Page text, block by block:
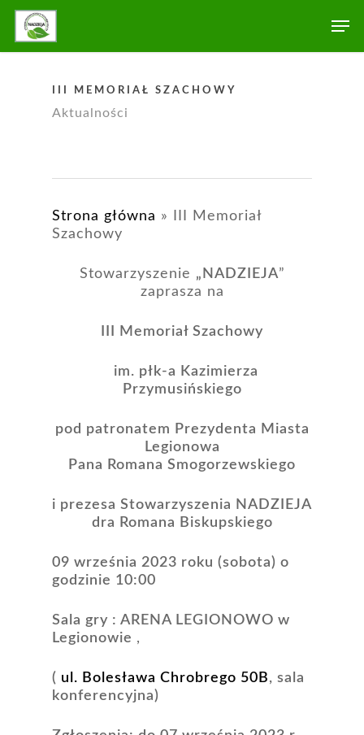
III MEMORIAŁ SZACHOWY
Aktualności
Strona główna »
III Memoriał
Szachowy
Stowarzyszenie „NADZIEJA”
zaprasza na
III Memoriał Szachowy
im. płk-a Kazimierza
Przymusińskiego
pod patronatem Prezydenta Miasta
Legionowa
Pana Romana Smogorzewskiego
i prezesa Stowarzyszenia NADZIEJA
dra Romana Biskupskiego
09 września 2023 roku (sobota) o
godzinie 10:00
Sala gry : ARENA LEGIONOWO w
Legionowie ,
( ul. Bolesława Chrobrego 50B, sala
konferencyjna)